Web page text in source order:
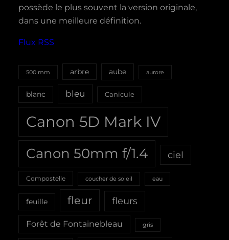
possède le plus souvent la version originale,
dans une meilleure définition.
Flux RSS
500 mm arbre aube aurore
blanc bleu Canicule
Canon 5D Mark IV
Canon 50mm f/1.4 ciel
Compostelle coucher de soleil eau
feuille fleur fleurs
Forêt de Fontainebleau gris